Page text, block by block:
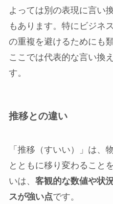
よっては別の表現に言い
もあります。特にビジネ
の重複を避けるためにも
ここでは代表的な言い換
す。
推移との違い
「推移（すいい）」は、
とともに移り変わること
いは、 客観的な数値や状
スが強い点です。